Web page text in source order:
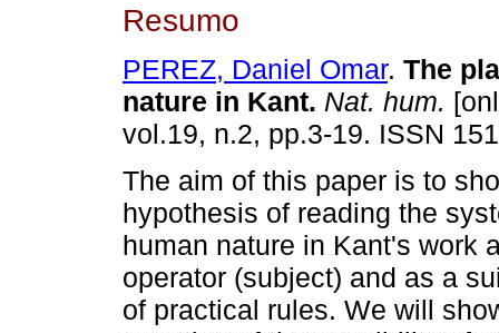
Resumo
PEREZ, Daniel Omar. The
nature in Kant. Nat. hum.
vol.19, n.2, pp.3-19. ISSN
The aim of this paper is to
hypothesis of reading the
human nature in Kant's work
operator (subject) and as a
of practical rules. We will